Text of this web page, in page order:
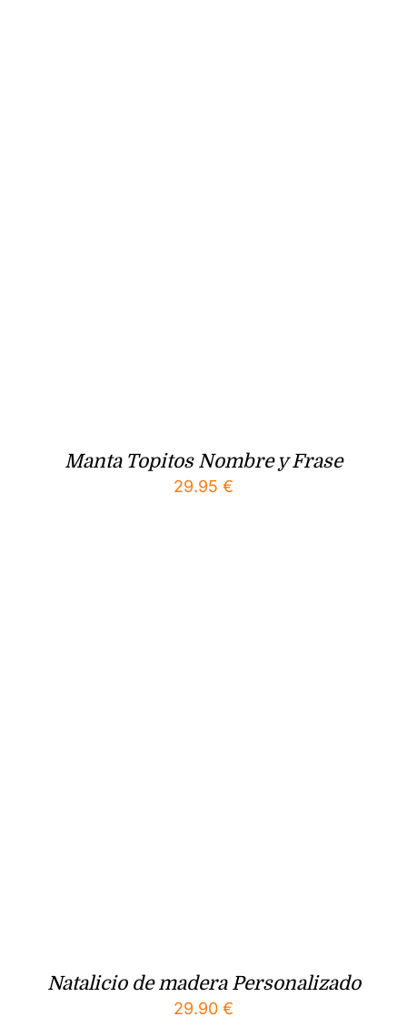
Manta Topitos Nombre y Frase
29.95 €
Natalicio de madera Personalizado
29.90 €